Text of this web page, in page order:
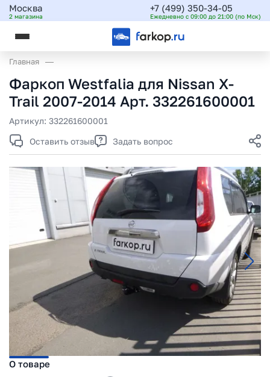
Москва
2 магазина
+7 (499) 350-34-05
Ежедневно с 09:00 до 21:00 (по Мск)
Главная
Фаркоп Westfalia для Nissan X-
Trail 2007-2014 Арт. 332261600001
Артикул: 332261600001
Оставить отзыв
Задать вопрос
О товаре